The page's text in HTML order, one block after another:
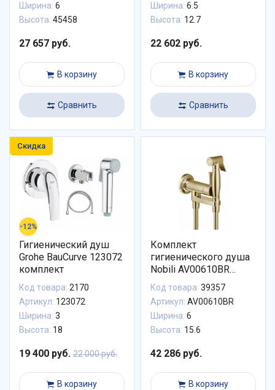
Ширина: 6
Высота: 45458
27 657 руб.
В корзину
Сравнить
Ширина: 6.5
Высота: 12.7
22 602 руб.
В корзину
Сравнить
Скидка
-12%
Гигиенический душ
Grohe BauCurve 123072
комплект
Код товара: 2170
Артикул: 123072
Ширина: 3
Высота: 18
19 400 руб. 22 000 руб.
В корзину
Комплект
гигиенического душа
Nobili AV00610BR
встроенный бронза
Код товара: 39357
Артикул: AV00610BR
Ширина: 6
Высота: 15.6
42 286 руб.
В корзину